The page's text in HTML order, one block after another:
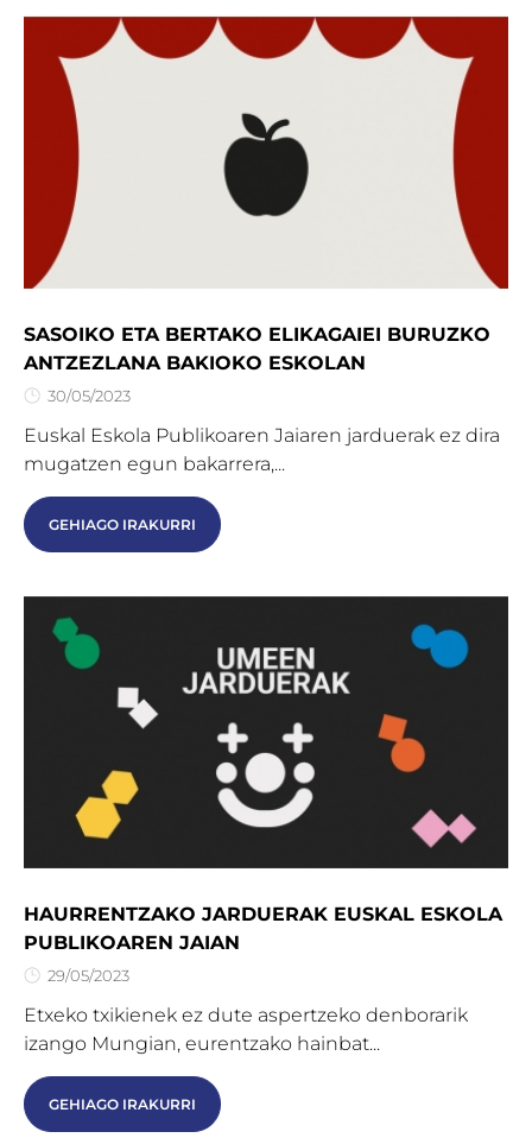
SASOIKO ETA BERTAKO ELIKAGAIEI BURUZKO
ANTZEZLANA BAKIOKO ESKOLAN
30/05/2023
Euskal Eskola Publikoaren Jaiaren jarduerak ez dira
mugatzen egun bakarrera,...
GEHIAGO IRAKURRI
HAURRENTZAKO JARDUERAK EUSKAL ESKOLA
PUBLIKOAREN JAIAN
29/05/2023
Etxeko txikienek ez dute aspertzeko denborarik
izango Mungian, eurentzako hainbat...
GEHIAGO IRAKURRI